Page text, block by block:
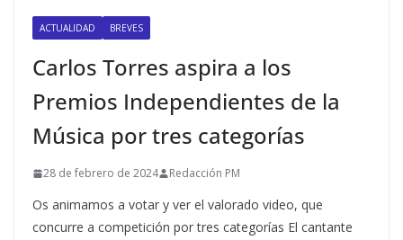
ACTUALIDAD BREVES
Carlos Torres aspira a los
Premios Independientes de la
Música por tres categorías
28 de febrero de 2024 Redacción PM
Os animamos a votar y ver el valorado video, que
concurre a competición por tres categorías El cantante